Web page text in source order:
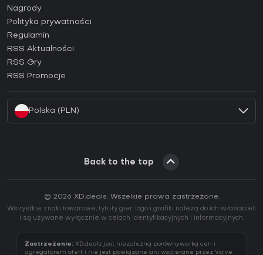
Jak aktywować klucz Steam (CD Key)?
Jak aktywować klucz Epic Games (CD Key)?
Jak aktywować klucz GOG (CD Key)?
Jak aktywować klucz Ubisoft Connect (CD Key)?
Nagrody
Polityka prywatności
Regulamin
RSS Aktualności
RSS Gry
RSS Promocje
Polska (PLN)
Back to the top
© 2026 XD.deals. Wszelkie prawa zastrzeżone.
Wszystkie znaki towarowe, tytuły gier, logo i grafiki należą do ich właścicieli
i są używane wyłącznie w celach identyfikacyjnych i informacyjnych.
Zastrzeżenie: XD.deals jest niezależną porównywarką cen i
agregatorem ofert i nie jest powiązane ani wspierane przez Valve